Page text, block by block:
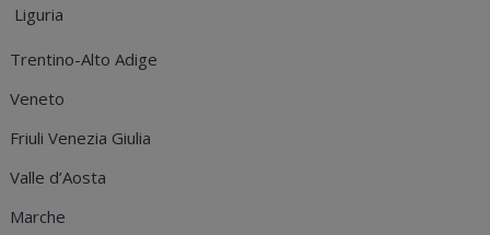
Liguria
Trentino-Alto Adige
Veneto
Friuli Venezia Giulia
Valle d’Aosta
Marche